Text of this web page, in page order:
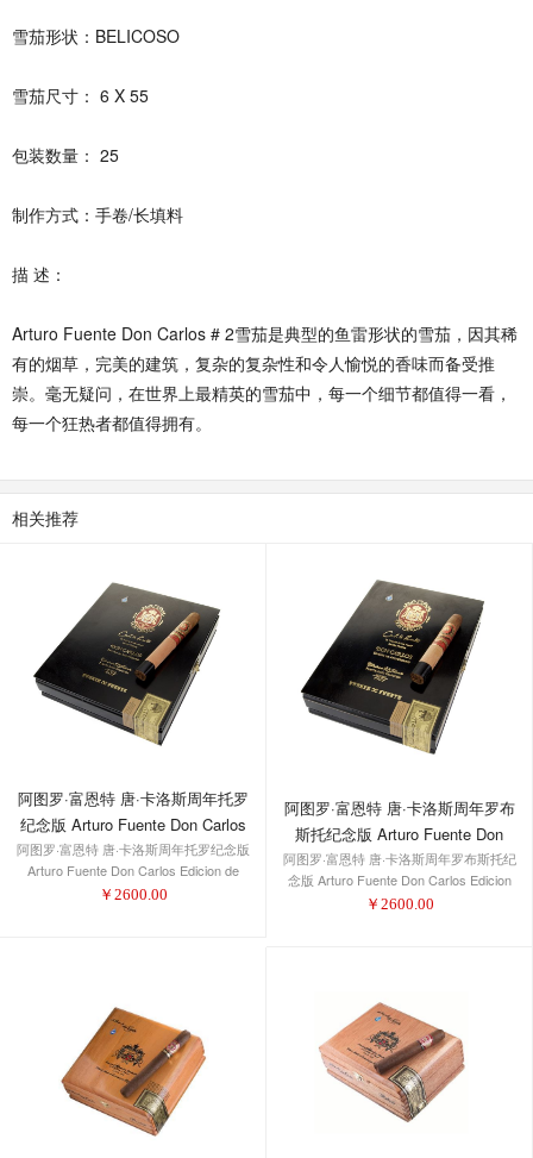
雪茄形状：BELICOSO
雪茄尺寸： 6 X 55
包装数量： 25
制作方式：手卷/长填料
描 述：
Arturo Fuente Don Carlos # 2雪茄是典型的鱼雷形状的雪茄，因其稀
有的烟草，完美的建筑，复杂的复杂性和令人愉悦的香味而备受推
崇。毫无疑问，在世界上最精英的雪茄中，每一个细节都值得一看，
每一个狂热者都值得拥有。
相关推荐
阿图罗·富恩特 唐·卡洛斯周年托罗
纪念版 Arturo Fuente Don Carlos
Edicion de Aniversario Toro
(6x48)
阿图罗·富恩特 唐·卡洛斯周年托罗纪念版
Arturo Fuente Don Carlos Edicion de
Aniversario Toro (6x48)
￥ 2600.00
阿图罗·富恩特 唐·卡洛斯周年罗布
斯托纪念版 Arturo Fuente Don
Carlos Edicion de Aniversario
Robusto (5-1/4x50)
阿图罗·富恩特 唐·卡洛斯周年罗布斯托纪
念版 Arturo Fuente Don Carlos Edicion
de Aniversario Robusto (5-1/4x50)
￥ 2600.00